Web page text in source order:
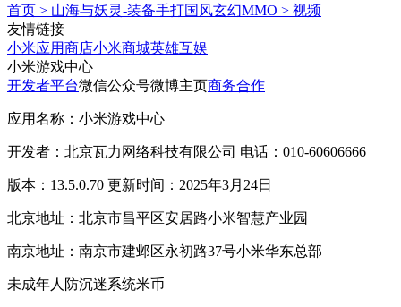
首页 > 山海与妖灵-装备手打国风玄幻MMO > 视频
友情链接
小米应用商店小米商城英雄互娱
小米游戏中心
开发者平台微信公众号微博主页商务合作
应用名称：小米游戏中心
开发者：北京瓦力网络科技有限公司 电话：010-60606666
版本：13.5.0.70 更新时间：2025年3月24日
北京地址：北京市昌平区安居路小米智慧产业园
南京地址：南京市建邺区永初路37号小米华东总部
未成年人防沉迷系统米币